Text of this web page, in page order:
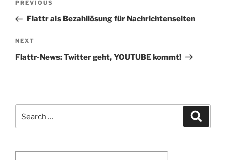
Previous
Post
PREVIOUS
Flattr als Bezahllösung für Nachrichtenseiten
Next
Post
NEXT
Flattr-News: Twitter geht, YOUTUBE kommt!
for: